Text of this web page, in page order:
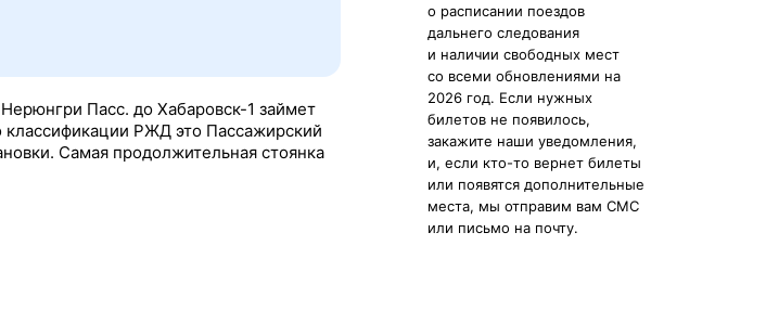
Пасс. до Хабаровск-1 займет
РЖД это Пассажирский
Самая продолжительная стоянка
о расписании поездов
дальнего следования
и наличии свободных мест
со всеми обновлениями на
2026 год. Если нужных
билетов не появилось,
закажите наши уведомления,
и, если кто-то вернет билеты
или появятся дополнительные
места, мы отправим вам СМС
или письмо на почту.